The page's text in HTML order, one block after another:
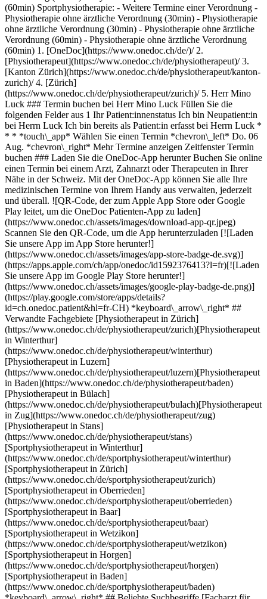
(60min) Sportphysiotherapie: - Weitere Termine einer Verordnung -
Physiotherapie ohne ärztliche Verordnung (30min) - Physiotherapie
ohne ärztliche Verordnung (30min) - Physiotherapie ohne ärztliche
Verordnung (60min) - Physiotherapie ohne ärztliche Verordnung
(60min) 1. [OneDoc](https://www.onedoc.ch/de/)/ 2. [Physiotherapeut](https://www.onedoc.ch/de/physiotherapeut)/ 3. [Kanton Zürich](https://www.onedoc.ch/de/physiotherapeut/kanton-zurich)/ 4. [Zürich](https://www.onedoc.ch/de/physiotherapeut/zurich)/ 5. Herr Mino Luck ### Termin buchen bei Herr Mino Luck Füllen Sie die folgenden Felder aus 1 Ihr Patient:innenstatus Ich bin Neupatient:in bei Herrn Luck Ich bin bereits als Patient:in erfasst bei Herrn Luck * * * *touch\_app* Wählen Sie einen Termin *chevron\_left* Do. 06 Aug. *chevron\_right* Mehr Termine anzeigen Zeitfenster Termin buchen ### Laden Sie die OneDoc-App herunter Buchen Sie online einen Termin bei einem Arzt, Zahnarzt oder Therapeuten in Ihrer Nähe in der Schweiz. Mit der OneDoc-App können Sie alle Ihre medizinischen Termine von Ihrem Handy aus verwalten, jederzeit und überall. ![QR-Code, der zum Apple App Store oder Google Play leitet, um die OneDoc Patienten-App zu laden](https://www.onedoc.ch/assets/images/download-app-qr.jpeg) Scannen Sie den QR-Code, um die App herunterzuladen [![Laden Sie unsere App im App Store herunter!](https://www.onedoc.ch/assets/images/app-store-badge-de.svg)](https://apps.apple.com/ch/app/onedoc/id1592376413?l=fr)[![Laden Sie unsere App im Google Play Store herunter!](https://www.onedoc.ch/assets/images/google-play-badge-de.png)](https://play.google.com/store/apps/details?id=ch.onedoc.patient&hl=fr-CH) *keyboard\_arrow\_right* ## Verwandte Fachgebiete [Physiotherapeut in Zürich](https://www.onedoc.ch/de/physiotherapeut/zurich)[Physiotherapeut in Winterthur](https://www.onedoc.ch/de/physiotherapeut/winterthur)[Physiotherapeut in Luzern](https://www.onedoc.ch/de/physiotherapeut/luzern)[Physiotherapeut in Baden](https://www.onedoc.ch/de/physiotherapeut/baden)[Physiotherapeut in Bülach](https://www.onedoc.ch/de/physiotherapeut/bulach)[Physiotherapeut in Zug](https://www.onedoc.ch/de/physiotherapeut/zug)[Physiotherapeut in Stans](https://www.onedoc.ch/de/physiotherapeut/stans)[Sportphysiotherapeut in Winterthur](https://www.onedoc.ch/de/sportphysiotherapeut/winterthur)[Sportphysiotherapeut in Zürich](https://www.onedoc.ch/de/sportphysiotherapeut/zurich)[Sportphysiotherapeut in Oberrieden](https://www.onedoc.ch/de/sportphysiotherapeut/oberrieden)[Sportphysiotherapeut in Baar](https://www.onedoc.ch/de/sportphysiotherapeut/baar)[Sportphysiotherapeut in Wetzikon](https://www.onedoc.ch/de/sportphysiotherapeut/wetzikon)[Sportphysiotherapeut in Horgen](https://www.onedoc.ch/de/sportphysiotherapeut/horgen)[Sportphysiotherapeut in Baden](https://www.onedoc.ch/de/sportphysiotherapeut/baden) *keyboard\_arrow\_right* ## Beliebte Suchbegriffe [Facharzt für Allgemeine Innere Medizin in Zürich](https://www.onedoc.ch/de/facharzt-fur-allgemeine-innere-medizin/zurich)[Gynäkologe (Frauenarzt und Geburtshelfer) in Zürich](https://www.onedoc.ch/de/gynakologe-frauenarzt-und-geburtshelfer/zurich)[Augenarzt in Zürich](https://www.onedoc.ch/de/augenarzt/zurich)[Masseur (klassische Massage) in Zürich](https://www.onedoc.ch/de/masseur-klassische-massage/zurich)[Physiotherapeut in Zürich](https://www.onedoc.ch/de/physiotherapeut/zurich)[Hausarzt (Allgemeinmedizin) in Zürich](https://www.onedoc.ch/de/hausarzt-allgemeinmedizin/zurich)[Hautarzt (Dermatologe) in Zürich](https://www.onedoc.ch/de/hautarzt-dermatologe/zurich)[Spezialist für ästhetische Medizin in Zürich](https://www.onedoc.ch/de/spezialist-fur-asthetische-medizin/zurich)[Impfzentrum in Zürich](https://www.onedoc.ch/de/impfzentrum/zurich)[Reflexologietherapeut in Zürich](https://www.onedoc.ch/de/reflexologietherapeut/zurich)[Medizinischer Masseur (Massage) in Zürich](https://www.onedoc.ch/de/medizinischer-masseur-massage/zurich)[Physiotherapeut in Winterthur](https://www.onedoc.ch/de/physiotherapeut/winterthur)[Osteopath in Zürich](https://www.onedoc.ch/de/osteopath/zurich)[Gastroenterologe in Zürich](https://www.onedoc.ch/de/gastroenterologe/zurich)[Neurologe in Zürich](https://www.onedoc.ch/de/neurologe/zurich)[Hausarzt (Allgemeinmedizin) in Winterthur](https://www.onedoc.ch/de/hausarzt-allgemeinmedizin/winterthur)[Zahnarzt in Zürich](https://www.onedoc.ch/de/zahnarzt/zurich)[WAM/TEN Naturheilpraktiker in Zürich](https://www.onedoc.ch/de/wam-ten-naturheilpraktiker/zurich)[Gesundheitsdienstleistungen der Apotheke in Zürich](https://www.onedoc.ch/de/gesundheitsdienstleistungen-der-apotheke/zurich)[Kardiologe in Zürich](https://www.onedoc.ch/de/kardiologe/zurich)[Gynäkologe (Frauenarzt und Geburtshelfer) in Aarau](https://www.onedoc.ch/de/gynakologe-frauenarzt-und-geburtshelfer/aarau) *keyboard\_arrow\_right* ## Finden Sie einen Arzt oder Therapeuten [Ärzte- und Therapeutenverzeichnis](https://www.onedoc.ch/de/verzeichnis) [A](https://www.onedoc.ch/de/verzeichnis/A) [B](https://www.onedoc.ch/de/verzeichnis/B) [C](https://www.onedoc.ch/de/verzeichnis/C) [D](https://www.onedoc.ch/de/verzeichnis/D) [E](https://www.onedoc.ch/de/verzeichnis/E) [F](https://www.onedoc.ch/de/verzeichnis/F) [G](https://www.onedoc.ch/de/verzeichnis/G) [H](https://www.onedoc.ch/de/verzeichnis/H) [I](https://www.onedoc.ch/de/verzeichnis/I) [J](https://www.onedoc.ch/de/verzeichnis/J) [K](https://www.onedoc.ch/de/verzeichnis/K) [L](https://www.onedoc.ch/de/verzeichnis/L) [M](https://www.onedoc.ch/de/verzeichnis/M) [N](https://www.onedoc.ch/de/verzeichnis/N) [O](https://www.onedoc.ch/de/verzeichnis/O) [P](https://www.onedoc.ch/de/verzeichnis/P) [Q](https://www.onedoc.ch/de/verzeichnis/Q) [R](https://www.onedoc.ch/de/verzeichnis/R) [S](https://www.onedoc.ch/de/verzeichnis/S) [T](https://www.onedoc.ch/de/verzeichnis/T) [U](https://www.onedoc.ch/de/verzeichnis/U) [V](https://www.onedoc.ch/de/verzeichnis/V) [W](https://www.onedoc.ch/de/verzeichnis/W) [X](https://www.onedoc.ch/de/verzeichnis/X) [Y](https://www.onedoc.ch/de/verzeichnis/Y) [Z](https://www.onedoc.ch/de/verzeichnis/Z) ## OneDoc [Ich bin Gesundheitsfachperson](https://info.onedoc.ch/de/) [Über uns](https://info.onedoc.ch/de/unsere-mission/) [Presse](https://info.onedoc.ch/de/media/) [Karriere](https://career.onedoc.ch/de) [Datenschutzzentrum](https://privacy.onedoc.ch/de/) [Verwaltung der Cookies](javascript:Didomi.preferences.show%28%29) [Hilfezentrum](https://help.onedoc.ch/de/) ## Sprachen [Deutsch](https://www.onedoc.ch/de/physiotherapeut/zurich/pb5qs/mino-luck) [Français](https://www.onedoc.ch/fr/physiotherapeute/zurich/pb5qs/mino-luck) [Italiano](https://www.onedoc.ch/it/fisioterapista/zurigo/pb5qs/mino-luck) [English](https://www.onedoc.ch/en/physiotherapist/zurich/pb5qs/mino-luck) ## Verwandte Fachgebiete [Physiotherapie in Zürich](https://www.onedoc.ch/de/physiotherapeut/zurich) [Physiotherapie in Winterthur](https://www.onedoc.ch/de/physiotherapeut/winterthur) [Physiotherapie in Luzern](https://www.onedoc.ch/de/physiotherapeut/luzern) [Physiotherapie in Baden](https://www.onedoc.ch/de/physiotherapeut/baden) [Physiotherapie in Bülach](https://www.onedoc.ch/de/physiotherapeut/bulach) [Physiotherapie in Zug](https://www.onedoc.ch/de/physiotherapeut/zug) [Physiotherapie in Stans](https://www.onedoc.ch/de/physiotherapeut/stans) [Sportphysiotherapie in Winterthur](https://www.onedoc.ch/de/sportphysiotherapeut/winterthur) [Sportphysiotherapie in Zürich](https://www.onedoc.ch/de/sportphysiotherapeut/zurich) [Sportphysiotherapie in Oberrieden](https://www.onedoc.ch/de/sportphysiotherapeut/oberrieden) [Sportphysiotherapie in Baar](https://www.onedoc.ch/de/sportphysiotherapeut/baar) [Sportphysiotherapie in Wetzikon](https://www.onedoc.ch/de/sportphysiotherapeut/wetzikon) [Sportphysiotherapie in Horgen](https://www.onedoc.ch/de/sportphysiotherapeut/horgen) [Sportphysiotherapie in Baden](https://www.onedoc.ch/de/sportphysiotherapeut/baden) ## Beliebte Suchbegriffe [Facharzt für Allgemeine Innere Medizin in Zürich](https://www.onedoc.ch/de/facharzt-fur-allgemeine-innere-medizin/zurich) [Gynäkologie (Frauenarzt) in Zürich](https://www.onedoc.ch/de/gynakologe-frauenarzt-und-geburtshelfer/zurich) [Augenarzt in Zürich](https://www.onedoc.ch/de/augenarzt/zurich) [Masseur (klassische Massage) in Zürich](https://www.onedoc.ch/de/masseur-klassische-massage/zurich) [Physiotherapie in Zürich](https://www.onedoc.ch/de/physiotherapeut/zurich) [Hausarzt (Allgemeinmedizin) in Zürich](https://www.onedoc.ch/de/hausarzt-allgemeinmedizin/zurich) [Hautarzt (Dermatologie) in Zürich](https://www.onedoc.ch/de/hautarzt-dermatologe/zurich) [Ästhetische Medizin in Zürich](https://www.onedoc.ch/de/spezialist-fur-asthetische-medizin/zurich) [Impfzentrum in Zürich](https://www.onedoc.ch/de/impfzentrum/zurich) [Reflexologietherapeut in Zürich](https://www.onedoc.ch/de/reflexologietherapeut/zurich) [Medizinische Massage in Zürich](https://www.onedoc.ch/de/medizinischer-masseur-massage/zurich) [Physiotherapie in Winterthur](https://www.onedoc.ch/de/physiotherapeut/winterthur) [Osteopathie in Zürich](https://www.onedoc.ch/de/osteopath/zurich) [Gastroenterologie in Zürich](https://www.onedoc.ch/de/gastroenterologe/zurich) [Neurologe in Zürich](https://www.onedoc.ch/de/neurologe/zurich) [Hausarzt (Allgemeinmedizin) in Winterthur](https://www.onedoc.ch/de/hausarzt-allgemeinmedizin/winterthur) [Zahnarzt in Zürich](https://www.onedoc.ch/de/zahnarzt/zurich) [WAM/TEN Naturheilpraktiker in Zürich](https://www.onedoc.ch/de/wam-ten-naturheilpraktiker/zurich) [Gesundheitsdienstleistungen der Apotheke in Zürich](https://www.onedoc.ch/de/gesundheitsdienstleistungen-der-apotheke/zurich) [Kardiologe in Zürich](https://www.onedoc.ch/de/kardiologe/zurich) [Gynäkologie (Frauenarzt) in Aarau](https://www.onedoc.ch/de/gynakologe-frauenarzt-und-geburtshelfer/aarau) [![Facebook-Symbol](https://www.onedoc.ch/assets/images/icons/facebook.svg)](https://facebook.com/onedoc.ch/)[![LinkedIn-Symbol](https://www.onedoc.ch/assets/images/icons/linkedin.svg)](https://linkedin.com/company/onedoc.ch/)[![Instagram-Symbol](https://www.onedo